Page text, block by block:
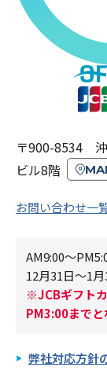
〒900-8534
ビル8階
お問い合わせ一
AM9:00～
12月31日～1
※JCBギフト
PM3:00まで
弊社対応方針